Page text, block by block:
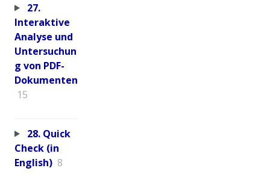
27.
Interaktive
Analyse und
Untersuchun
g von PDF-
Dokumenten
15
28. Quick
Check (in
English) 8